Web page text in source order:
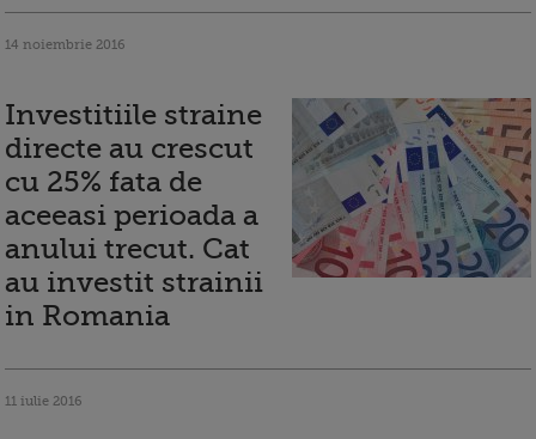
14 noiembrie 2016
Investitiile straine
directe au crescut
cu 25% fata de
aceeasi perioada a
anului trecut. Cat
au investit strainii
in Romania
11 iulie 2016